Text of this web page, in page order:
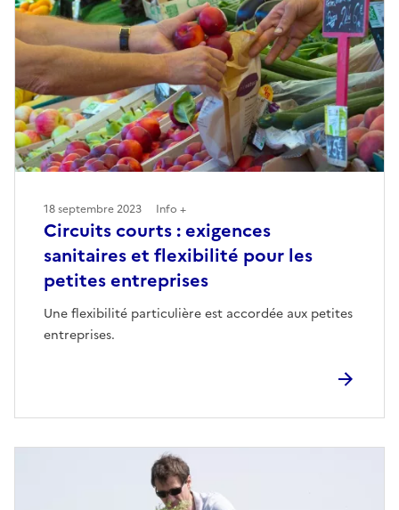
Circuits courts : exigences
sanitaires et flexibilité pour les
petites entreprises
Une flexibilité particulière est accordée aux petites
entreprises.
18 septembre 2023 Info +